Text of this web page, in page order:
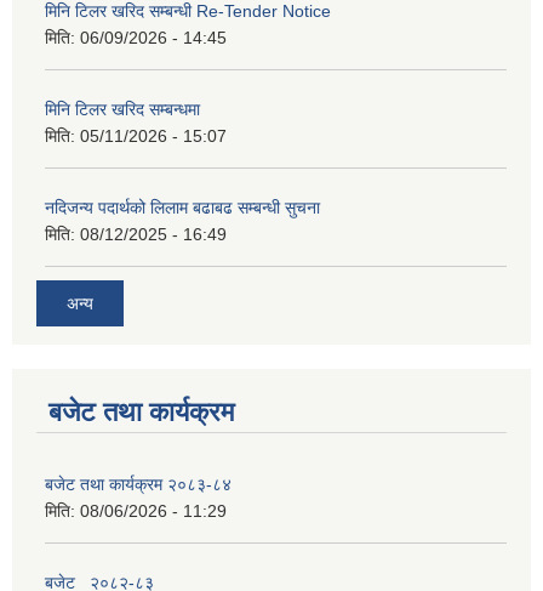
मिनि टिलर खरिद सम्बन्धी Re-Tender Notice
मिति: 06/09/2026 - 14:45
मिनि टिलर खरिद सम्बन्धमा
मिति: 05/11/2026 - 15:07
नदिजन्य पदार्थको लिलाम बढाबढ सम्बन्धी सुचना
मिति: 08/12/2025 - 16:49
अन्य
बजेट तथा कार्यक्रम
बजेट तथा कार्यक्रम २०८३-८४
मिति: 08/06/2026 - 11:29
बजेट_ २०८२-८३